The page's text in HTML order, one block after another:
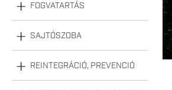
FOGVATARTÁS
SAJTÓSZOBA
REINTEGRÁCIÓ, PREVENCIÓ